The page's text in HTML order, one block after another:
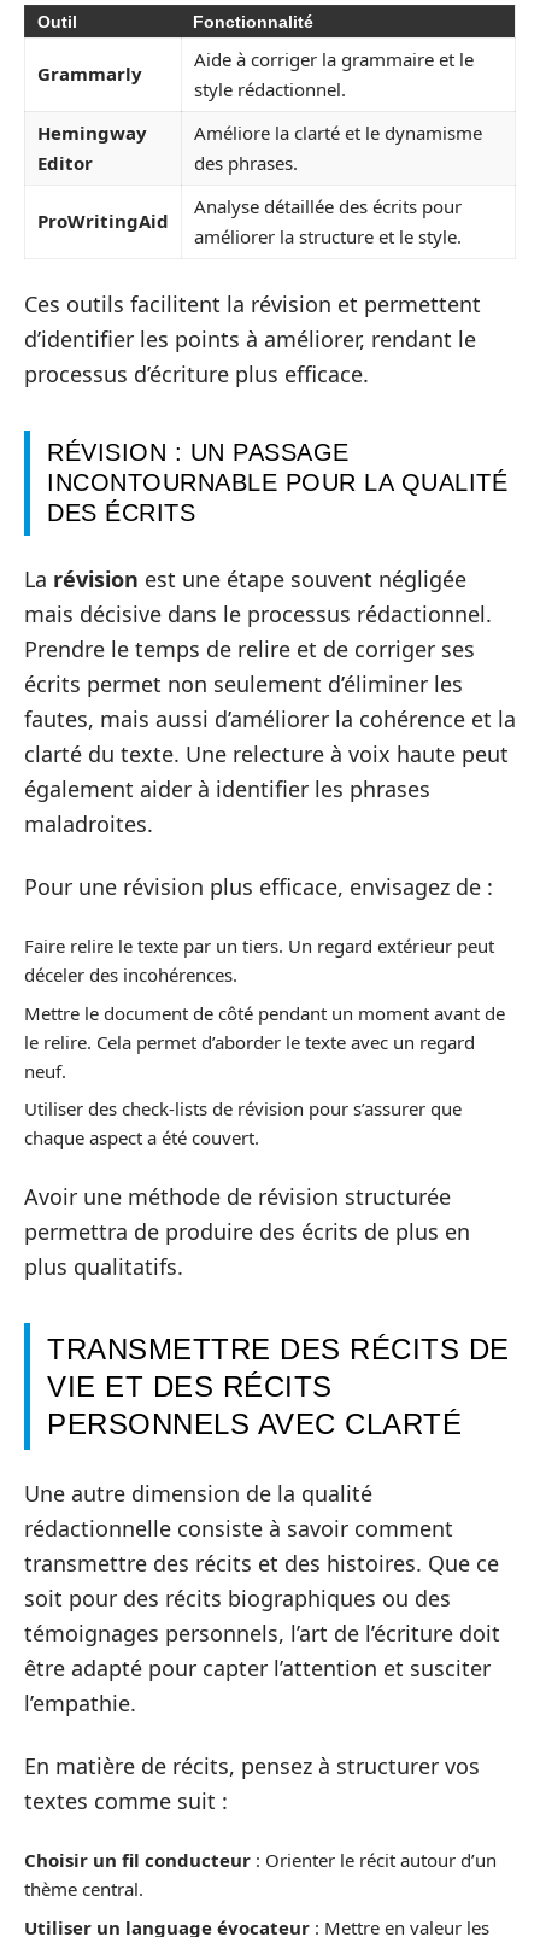
Outil Fonctionnalité
Grammarly
Aide à corriger la grammaire et le
style rédactionnel.
Hemingway
Editor
Améliore la clarté et le dynamisme
des phrases.
ProWritingAid
Analyse détaillée des écrits pour
améliorer la structure et le style.
Ces outils facilitent la révision et permettent
d’identifier les points à améliorer, rendant le
processus d’écriture plus efficace.
RÉVISION : UN PASSAGE
INCONTOURNABLE POUR LA QUALITÉ
DES ÉCRITS
La révision est une étape souvent négligée
mais décisive dans le processus rédactionnel.
Prendre le temps de relire et de corriger ses
écrits permet non seulement d’éliminer les
fautes, mais aussi d’améliorer la cohérence et la
clarté du texte. Une relecture à voix haute peut
également aider à identifier les phrases
maladroites.
Pour une révision plus efficace, envisagez de :
Faire relire le texte par un tiers. Un regard extérieur peut
déceler des incohérences.
Mettre le document de côté pendant un moment avant de
le relire. Cela permet d’aborder le texte avec un regard
neuf.
Utiliser des check-lists de révision pour s’assurer que
chaque aspect a été couvert.
Avoir une méthode de révision structurée
permettra de produire des écrits de plus en
plus qualitatifs.
TRANSMETTRE DES RÉCITS DE
VIE ET DES RÉCITS
PERSONNELS AVEC CLARTÉ
Une autre dimension de la qualité
rédactionnelle consiste à savoir comment
transmettre des récits et des histoires. Que ce
soit pour des récits biographiques ou des
témoignages personnels, l’art de l’écriture doit
être adapté pour capter l’attention et susciter
l’empathie.
En matière de récits, pensez à structurer vos
textes comme suit :
Choisir un fil conducteur : Orienter le récit autour d’un
thème central.
Utiliser un language évocateur : Mettre en valeur les